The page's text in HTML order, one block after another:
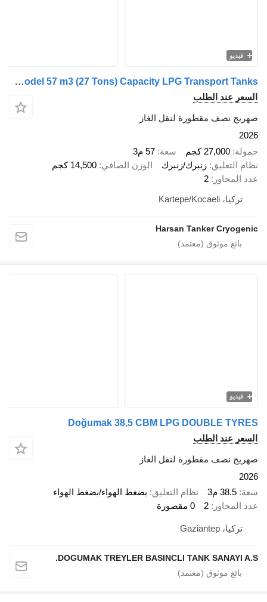
Harsan 2026 Model 57 m3 (27 Tons) Capacity LPG Transport Tanks
عند الطلب
نصف مقطورة لنقل الغاز
27,000 كجم سعة
57 م3
زنبرك/زنبرك الوزن الصافي
14,500 كجم
2
Harsan Tanker
Doğumak 38,5 CBM LPG DOUBLE
عند الطلب
نصف مقطورة لنقل الغاز
38.5 م3 نظام التعليق بضغط الهواء/بضغط الهواء
2 0 مقصورة
DOGUMAK TREYLER BASINCLI TANK